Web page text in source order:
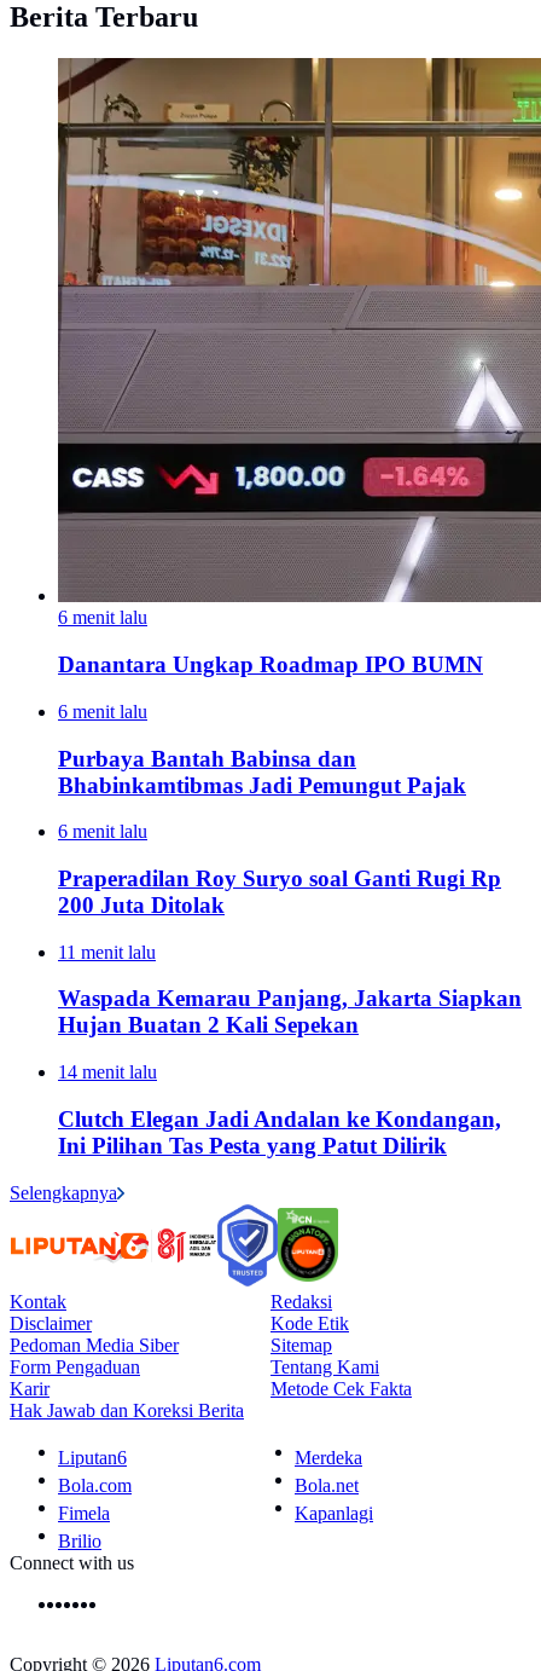
Berita Terbaru
6 menit lalu
Danantara Ungkap Roadmap IPO BUMN
6 menit lalu
Purbaya Bantah Babinsa dan
Bhabinkamtibmas Jadi Pemungut Pajak
6 menit lalu
Praperadilan Roy Suryo soal Ganti Rugi Rp
200 Juta Ditolak
11 menit lalu
Waspada Kemarau Panjang, Jakarta Siapkan
Hujan Buatan 2 Kali Sepekan
14 menit lalu
Clutch Elegan Jadi Andalan ke Kondangan,
Ini Pilihan Tas Pesta yang Patut Dilirik
Selengkapnya
Kontak
Redaksi
Disclaimer
Kode Etik
Pedoman Media Siber
Sitemap
Form Pengaduan
Tentang Kami
Karir
Metode Cek Fakta
Hak Jawab dan Koreksi Berita
Liputan6
Merdeka
Bola.com
Bola.net
Fimela
Kapanlagi
Brilio
Connect with us
Copyright © 2026 Liputan6.com